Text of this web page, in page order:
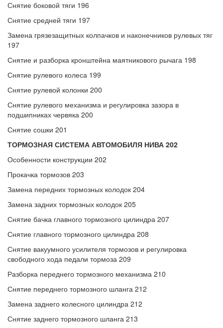
Снятие боковой тяги 196
Снятие средней тяги 197
Замена грязезащитных колпачков и наконечников рулевых тяг
197
Снятие и разборка кронштейна маятникового рычага 198
Снятие рулевого колеса 199
Снятие рулевой колонки 200
Снятие рулевого механизма и регулировка зазора в
подшипниках червяка 200
Снятие сошки 201
ТОРМОЗНАЯ СИСТЕМА АВТОМОБИЛЯ НИВА 202
Особенности конструкции 202
Прокачка тормозов 203
Замена передних тормозных колодок 204
Замена задних тормозных колодок 205
Снятие бачка главного тормозного цилиндра 207
Снятие главного тормозного цилиндра 208
Снятие вакуумного усилителя тормозов и регулировка
свободного хода педали тормоза 209
Разборка переднего тормозного механизма 210
Снятие переднего тормозного шланга 212
Замена заднего колесного цилиндра 212
Снятие заднего тормозного шланга 213